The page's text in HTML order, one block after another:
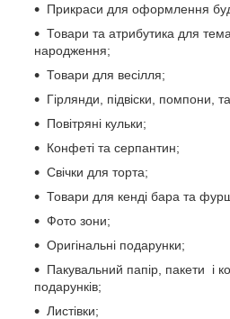
Прикраси для оформлення
Товари та атрибутика для
народження;
Товари для весілля;
Гірлянди, підвіски, помпони,
Повітряні кульки;
Конфеті та серпантин;
Свічки для торта;
Товари для кенді бара та
Фото зони;
Оригінальні подарунки;
Пакувальний папір, пакети і
подарунків;
Листівки;